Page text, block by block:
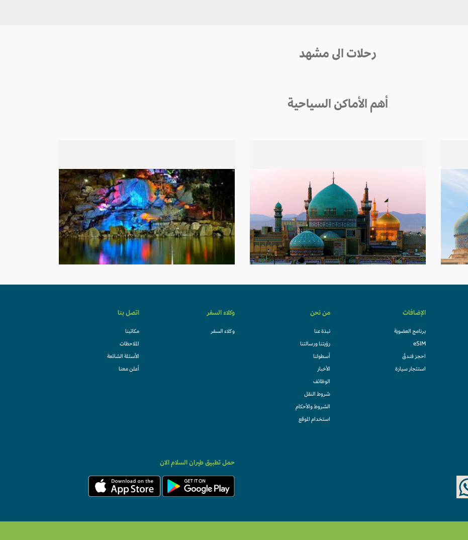
رحلات الى مشهد
أهم الأماكن السياحية
الإضافات
برنامج العضوية
eSIM
احجز فندقً
استئجار سيارة
من نحن
نبذة عنا
رؤيتنا ورسالتنا
أسطولنا
الأخبار
الوظائف
شروط النقل
الشروط والأحكام
استخدام الموقع
وكلاء السفر
وكلاء السفر
اتصل بنا
مكاتبنا
الملاحظات
الأسئلة الشائعة
أعلن معنا
حمل تطبيق طيران السلام الان